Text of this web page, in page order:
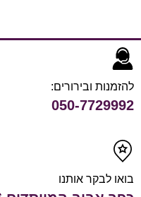
להזמנות ובירורים:
050-7729992
בואו לבקר אותנו